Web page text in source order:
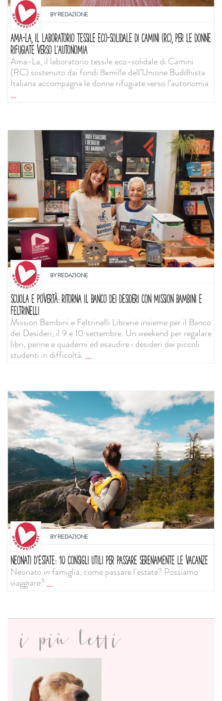
BYREDAZIONE
AMA-LA, IL LABORATORIO TESSILE ECO-SOLIDALE DI CAMINI (RC), PER LE DONNE
RIFUGIATE VERSO L’AUTONOMIA
Ama-La, il laboratorio tessile eco-solidale di Camini
(RC) sostenuto dai fondi 8xmille dell’Unione Buddhista
Italiana accompagna le donne rifugiate verso l’autonomia.
...
BYREDAZIONE
SCUOLA E POVERTÀ: RITORNA IL BANCO DEI DESIDERI CON MISSION BAMBINI E
FELTRINELLI
Mission Bambini e Feltrinelli Librerie insieme per il Banco
dei Desideri, il 9 e 10 settembre. Un weekend per regalare
libri, penne e quaderni ed esaudire i desideri dei piccoli
studenti in difficoltà....
BYREDAZIONE
NEONATI D'ESTATE: 10 CONSIGLI UTILI PER PASSARE SERENAMENTE LE VACANZE
Neonato in famiglia, come passare l'estate? Possiamo
viaggiare?...
i più letti